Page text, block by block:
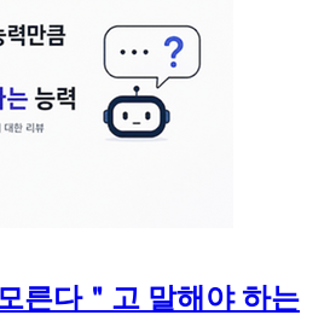
른다＂고 말해야 하는